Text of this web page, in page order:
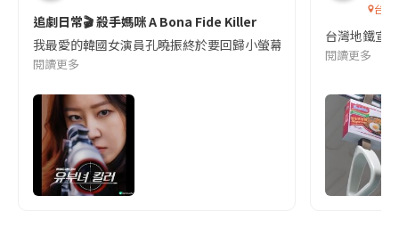
追劇日常🎬 殺手媽咪 A Bona Fide Killer
我最愛的韓國女演員孔曉振終於要回歸小螢幕啦!這次的劇本改編
閱讀更多
台灣
台灣地鐵宣
閱讀更多